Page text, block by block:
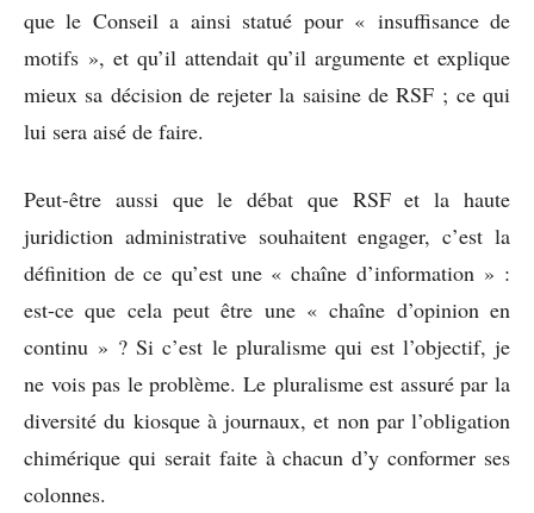
que le Conseil a ainsi statué pour « insuffisance de
motifs », et qu’il attendait qu’il argumente et explique
mieux sa décision de rejeter la saisine de RSF ; ce qui
lui sera aisé de faire.
Peut-être aussi que le débat que RSF et la haute
juridiction administrative souhaitent engager, c’est la
définition de ce qu’est une « chaîne d’information » :
est-ce que cela peut être une « chaîne d’opinion en
continu » ? Si c’est le pluralisme qui est l’objectif, je
ne vois pas le problème. Le pluralisme est assuré par la
diversité du kiosque à journaux, et non par l’obligation
chimérique qui serait faite à chacun d’y conformer ses
colonnes.